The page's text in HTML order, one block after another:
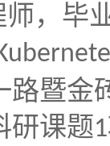
，毕
路暨金
研课题1